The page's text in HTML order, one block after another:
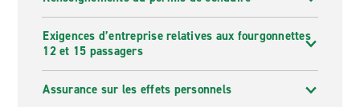
Exigences d’entreprise relatives aux fourgonnettes
12 et 15 passagers
Assurance sur les effets personnels